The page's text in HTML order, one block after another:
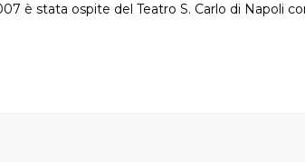
è stata ospite del Teatro S. Carlo di Napoli